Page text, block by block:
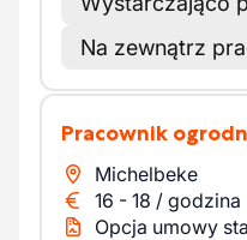
Na zewnątrz
Pracownik
Michelbeke
16 - 18 / godzina
Opcja umowy